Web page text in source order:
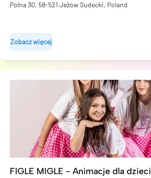
Polna 30, 58-521 Jeżów Sudecki, Poland
Zobacz więcej
FIGLE MIGLE - Animacje dla dzieci